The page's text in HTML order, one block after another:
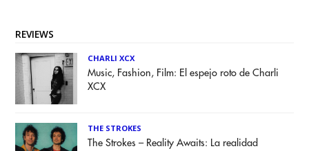
REVIEWS
CHARLI XCX
Music, Fashion, Film: El espejo roto de Charli
XCX
THE STROKES
The Strokes – Reality Awaits: La realidad